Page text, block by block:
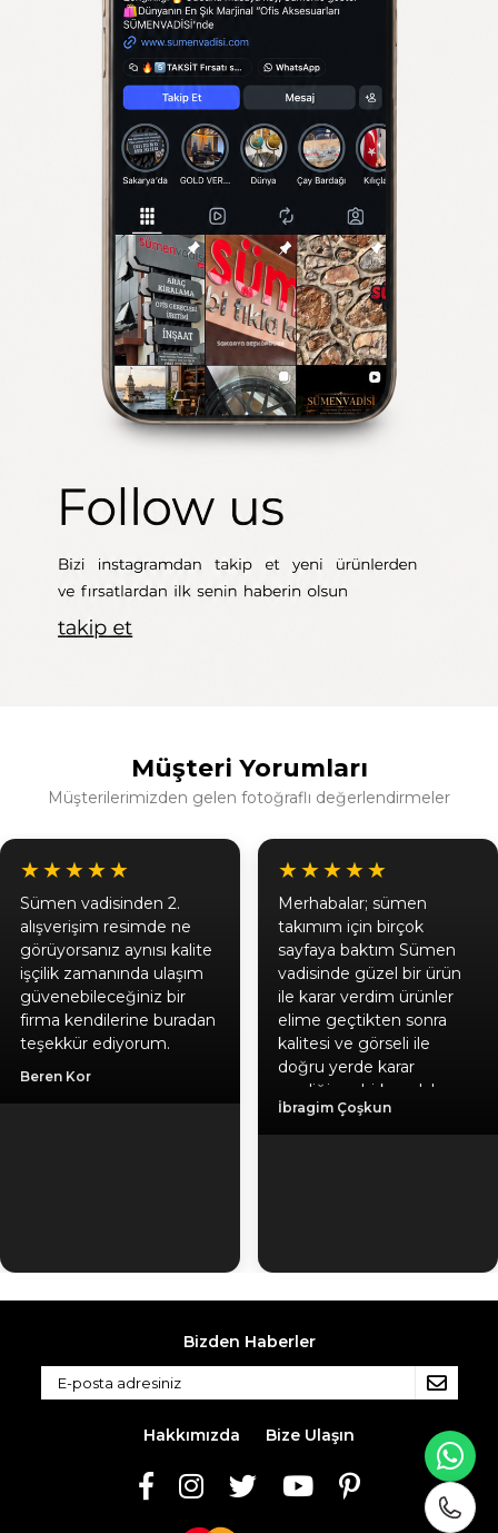
Müşteri Yorumları
Müşterilerimizden gelen fotoğraflı değerlendirmeler
★★★★★
Sümen vadisinden 2.
alışverişim resimde ne
görüyorsanız aynısı kalite
işçilik zamanında ulaşım
güvenebileceğiniz bir
firma kendilerine buradan
teşekkür ediyorum.
Beren Kor
★★★★★
Merhabalar; sümen
takımım için birçok
sayfaya baktım Sümen
vadisinde güzel bir ürün
ile karar verdim ürünler
elime geçtikten sonra
kalitesi ve görseli ile
doğru yerde karar
verdiğime birkez daha
emin oldum, hediyeniz
için ayrıca teşekkür
İbragim Çoşkun
Bizden Haberler
Hakkımızda Bize Ulaşın